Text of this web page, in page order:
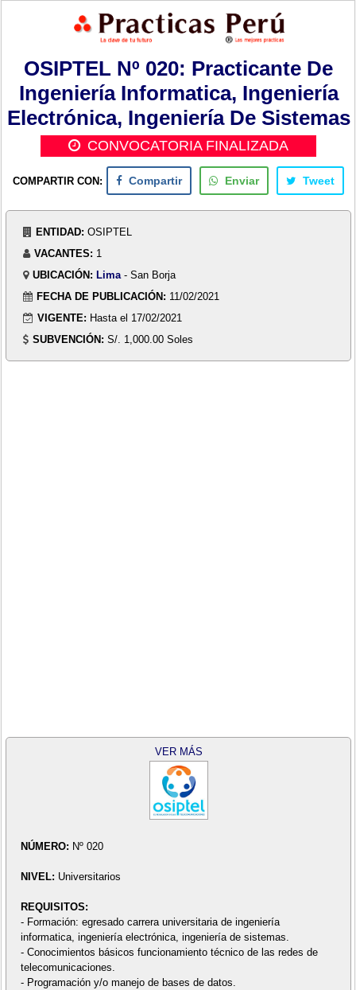
OSIPTEL Nº 020: Practicante De
Ingeniería Informatica, Ingeniería
Electrónica, Ingeniería De Sistemas
CONVOCATORIA FINALIZADA
COMPARTIR CON: Compartir Enviar Tweet
ENTIDAD: OSIPTEL
VACANTES: 1
UBICACIÓN: Lima - San Borja
FECHA DE PUBLICACIÓN: 11/02/2021
VIGENTE: Hasta el 17/02/2021
SUBVENCIÓN: S/. 1,000.00 Soles
VER MÁS
NÚMERO: Nº 020
NIVEL: Universitarios
REQUISITOS:
- Formación: egresado carrera universitaria de ingeniería
informatica, ingeniería electrónica, ingeniería de sistemas.
- Conocimientos básicos funcionamiento técnico de las redes de
telecomunicaciones.
- Programación y/o manejo de bases de datos.